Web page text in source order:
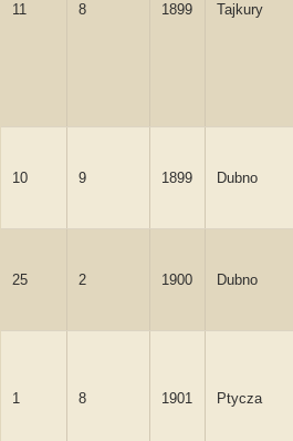
11 8 1899 Tajkury
10 9 1899 Dubno
25 2 1900 Dubno
1 8 1901 Ptycza